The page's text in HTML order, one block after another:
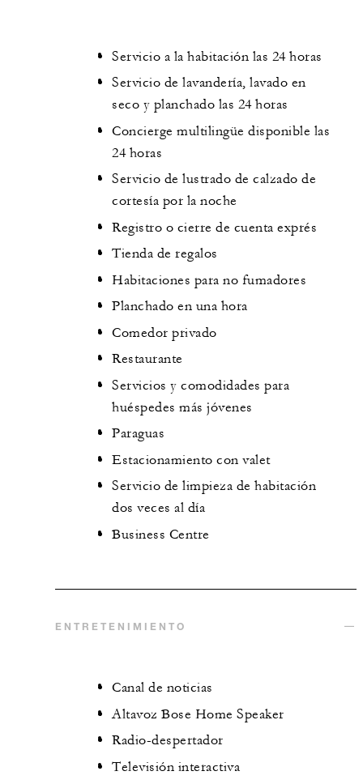
Servicio a la habitación las 24 horas
Servicio de lavandería, lavado en
seco y planchado las 24 horas
Concierge multilingüe disponible las
24 horas
Servicio de lustrado de calzado de
cortesía por la noche
Registro o cierre de cuenta exprés
Tienda de regalos
Habitaciones para no fumadores
Planchado en una hora
Comedor privado
Restaurante
Servicios y comodidades para
huéspedes más jóvenes
Paraguas
Estacionamiento con valet
Servicio de limpieza de habitación
dos veces al día
Business Centre
ENTRETENIMIENTO
Canal de noticias
Altavoz Bose Home Speaker
Radio-despertador
Televisión interactiva